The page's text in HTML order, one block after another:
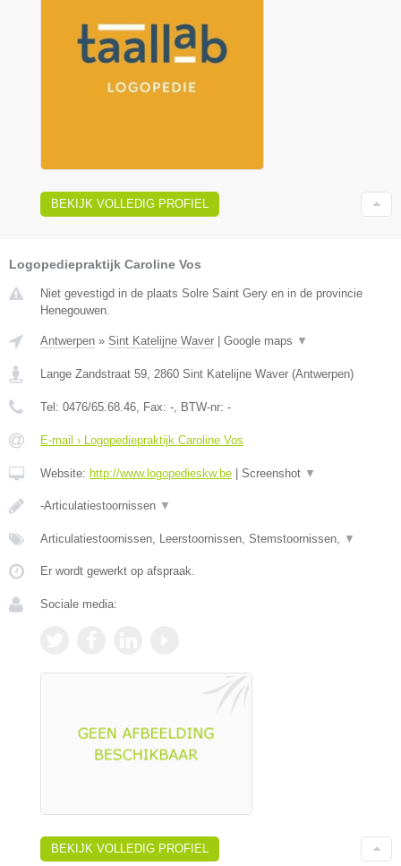
BEKIJK VOLLEDIG PROFIEL
Logopediepraktijk Caroline Vos
Niet gevestigd in de plaats Solre Saint Gery en in de provincie
Henegouwen.
Antwerpen » Sint Katelijne Waver Google maps ▼
Lange Zandstraat 59, 2860 Sint Katelijne Waver (Antwerpen)
Tel: 0476/65.68.46, Fax: -, BTW-nr: -
E-mail › Logopediepraktijk Caroline Vos
Website: http://www.logopedieskw.be Screenshot ▼
-Articulatiestoornissen ▼
Articulatiestoornissen, Leerstoornissen, Stemstoornissen, ▼
Er wordt gewerkt op afspraak.
Sociale media:
BEKIJK VOLLEDIG PROFIEL